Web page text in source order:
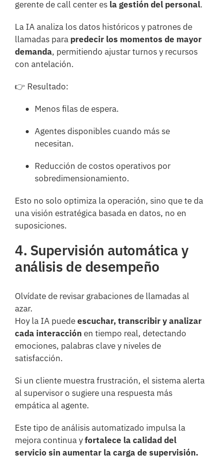
gerente de call center es la gestión del personal.
La IA analiza los datos históricos y patrones de
llamadas para predecir los momentos de mayor
demanda, permitiendo ajustar turnos y recursos
con antelación.
👉 Resultado:
Menos filas de espera.
Agentes disponibles cuando más se
necesitan.
Reducción de costos operativos por
sobredimensionamiento.
Esto no solo optimiza la operación, sino que te da
una visión estratégica basada en datos, no en
suposiciones.
4. Supervisión automática y
análisis de desempeño
Olvídate de revisar grabaciones de llamadas al
azar.
Hoy la IA puedeescuchar, transcribir y analizar
cada interacción en tiempo real, detectando
emociones, palabras clave y niveles de
satisfacción.
Si un cliente muestra frustración, el sistema alerta
al supervisor o sugiere una respuesta más
empática al agente.
Este tipo de análisis automatizado impulsa la
mejora continua yfortalece la calidad del
servicio sin aumentar la carga de supervisión.